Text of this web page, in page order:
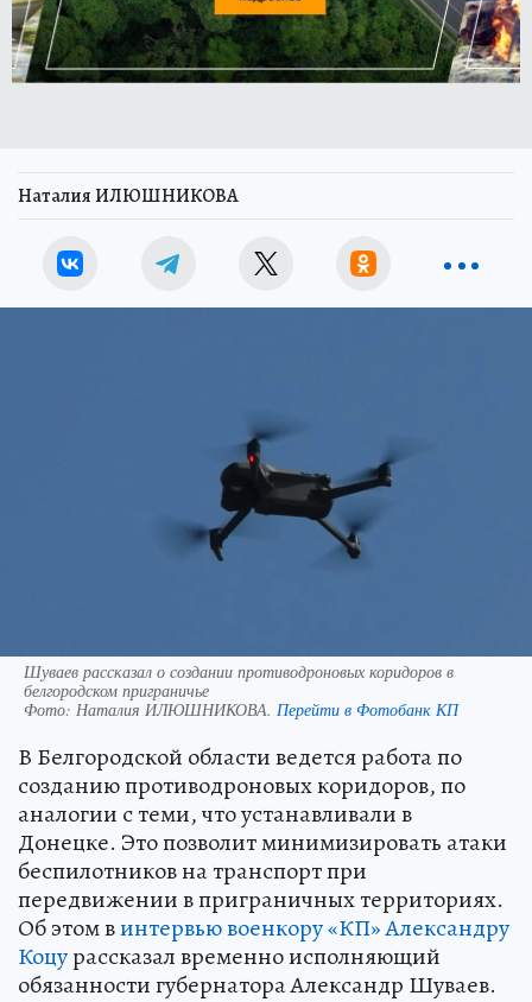
Наталия ИЛЮШНИКОВА
Шуваев рассказал о создании противодроновых коридоров в
белгородском приграничье
Фото: Наталия ИЛЮШНИКОВА. Перейти в Фотобанк КП
В Белгородской области ведется работа по
созданию противодроновых коридоров, по
аналогии с теми, что устанавливали в
Донецке. Это позволит минимизировать атаки
беспилотников на транспорт при
передвижении в приграничных территориях.
Об этом винтервью военкору «КП» Александру
Коцурассказал временно исполняющий
обязанности губернатора Александр Шуваев.